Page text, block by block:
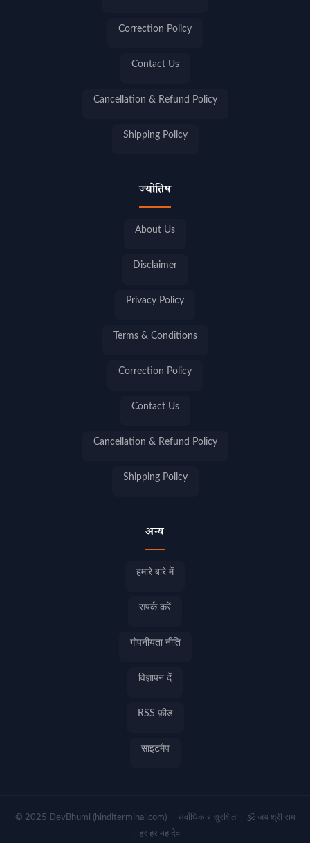
Correction Policy
Contact Us
Cancellation & Refund Policy
Shipping Policy
ज्योतिष
About Us
Disclaimer
Privacy Policy
Terms & Conditions
Correction Policy
Contact Us
Cancellation & Refund Policy
Shipping Policy
अन्य
हमारे बारे में
संपर्क करें
गोपनीयता नीति
विज्ञापन दें
RSS फ़ीड
साइटमैप
© 2025 DevBhumi (hinditerminal.com) — सर्वाधिकार सुरक्षित | 🕉️ जय श्री राम
| हर हर महादेव